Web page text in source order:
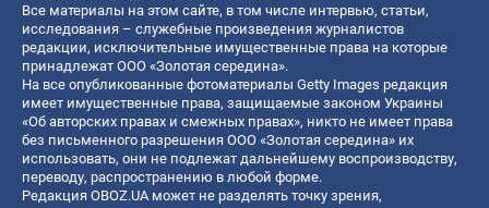
Все материалы на этом сайте, в том числе интервью, статьи,
исследования – служебные произведения журналистов
редакции, исключительные имущественные права на которые
принадлежат ООО «Золотая середина».
На все опубликованные фотоматериалы Getty Images редакция
имеет имущественные права, защищаемые законом Украины
«Об авторских правах и смежных правах», никто не имеет права
без письменного разрешения ООО «Золотая середина» их
использовать, они не подлежат дальнейшему воспроизводству,
переводу, распространению в любой форме.
Редакция OBOZ.UA может не разделять точку зрения,